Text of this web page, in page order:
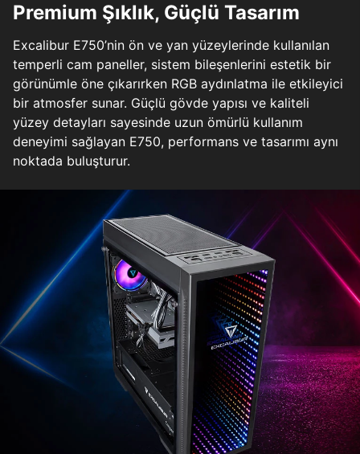
Premium Şıklık, Güçlü Tasarım
Excalibur E750’nin ön ve yan yüzeylerinde kullanılan
temperli cam paneller, sistem bileşenlerini estetik bir
görünümle öne çıkarırken RGB aydınlatma ile etkileyici
bir atmosfer sunar. Güçlü gövde yapısı ve kaliteli
yüzey detayları sayesinde uzun ömürlü kullanım
deneyimi sağlayan E750, performans ve tasarımı aynı
noktada buluşturur.